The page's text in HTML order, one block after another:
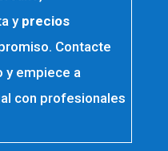
y precios
Contacte
y empiece a
con profesionales